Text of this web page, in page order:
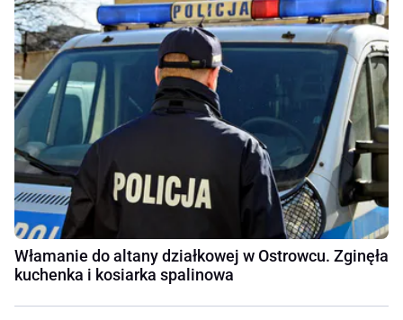
Włamanie do altany działkowej w Ostrowcu. Zginęła
kuchenka i kosiarka spalinowa